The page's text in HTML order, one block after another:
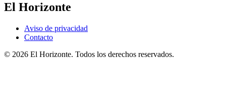
El Horizonte
Aviso de privacidad
Contacto
© 2026 El Horizonte. Todos los derechos reservados.